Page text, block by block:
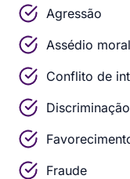
Agressão
Assédio
Conflito de
Discriminação
Fraude